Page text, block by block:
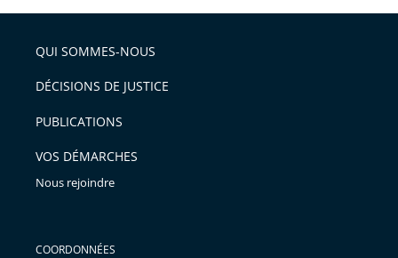
arriver
après
l'article
pour
avant
QUI SOMMES-NOUS
DÉCISIONS DE JUSTICE
PUBLICATIONS
VOS DÉMARCHES
Nous rejoindre
COORDONNÉES